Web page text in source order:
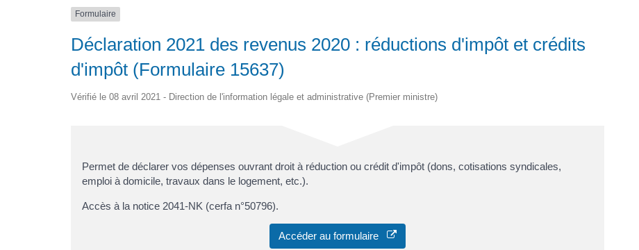
Formulaire
Déclaration 2021 des revenus 2020 : réductions d'impôt et crédits
d'impôt (Formulaire 15637)
Vérifié le 08 avril 2021 - Direction de l'information légale et administrative (Premier ministre)
Permet de déclarer vos dépenses ouvrant droit à réduction ou crédit d'impôt (dons, cotisations syndicales,
emploi à domicile, travaux dans le logement, etc.).
Accès à la notice 2041-NK (cerfa n°50796).
Accéder au formulaire